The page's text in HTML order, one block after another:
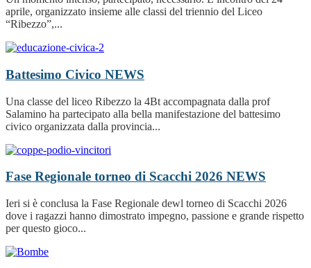
aprile, organizzato insieme alle classi del triennio del Liceo
“Ribezzo”,...
Battesimo Civico NEWS
Una classe del liceo Ribezzo la 4Bt accompagnata dalla prof
Salamino ha partecipato alla bella manifestazione del battesimo
civico organizzata dalla provincia...
Fase Regionale torneo di Scacchi 2026 NEWS
Ieri si è conclusa la Fase Regionale dewl torneo di Scacchi 2026
dove i ragazzi hanno dimostrato impegno, passione e grande rispetto
per questo gioco...